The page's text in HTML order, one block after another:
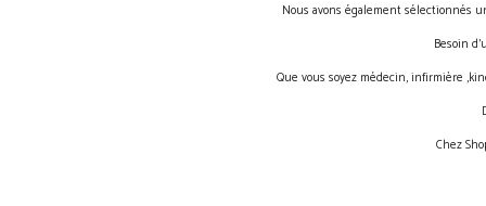
Nous avons également sélectionnés
Besoin
Que vous soyez médecin, infirmière
Chez